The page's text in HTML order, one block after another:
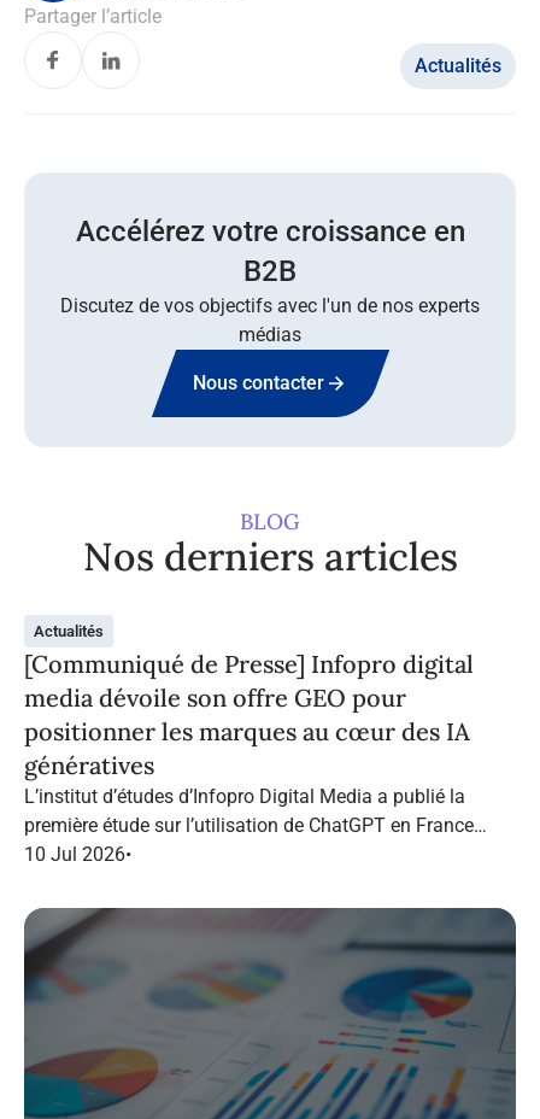
Partager l’article
Actualités
Accélérez votre croissance en
B2B
Discutez de vos objectifs avec l'un de nos experts
médias
Nous contacter
BLOG
Nos derniers articles
Actualités
[Communiqué de Presse] Infopro digital
media dévoile son offre GEO pour
positionner les marques au cœur des IA
génératives
L’institut d’études d’Infopro Digital Media a publié la
première étude sur l’utilisation de ChatGPT en France
dans le marketing B2B.
10 Jul 2026•